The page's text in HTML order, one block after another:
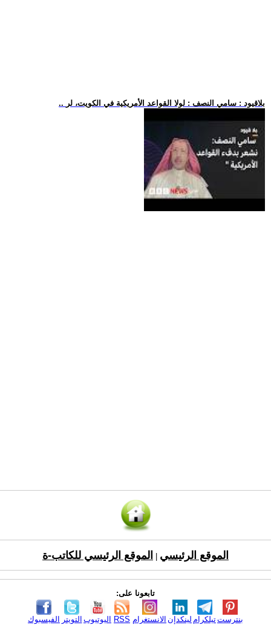
.. بلاقيود : سامي النصف : لولا القواعد الأمريكية في الكويت، لر
الموقع الرئيسي الموقع الرئيسي للكاتب-ة
تابعونا على:
الفيسبوك التويتر اليوتيوب RSS الانستغرام لينكدإن تيلكرامبنترست